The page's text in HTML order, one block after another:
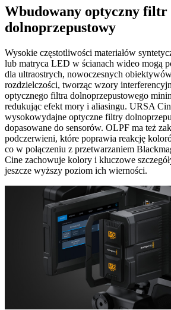
Wbudowany optyczny filtr
dolnoprzepustowy
Wysokie częstotliwości materiałów
lub matryca LED w ścianach wideo mogą
dla ultraostrych, nowoczesnych
rozdzielczości, tworząc wzory
optycznego filtra dolnoprzepustowego
redukując efekt mory i aliasingu. URSA
wysokowydajne optyczne filtry
dopasowane do sensorów. OLPF ma też
podczerwieni, które poprawia reakcję
co w połączeniu z przetwarzaniem
Cine zachowuje kolory i kluczowe
jeszcze wyższy poziom ich wierności.